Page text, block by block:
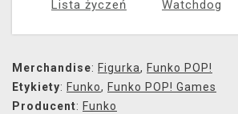
Lista życzeń Watchdog
Merchandise: Figurka, Funko POP!
Etykiety: Funko, Funko POP! Games
Producent: Funko